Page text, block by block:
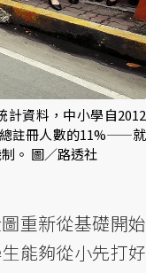
計資料，中小學自2012
總註冊人數的11%——就
。 圖／路透社
重新從基礎開始
能夠從小先打好